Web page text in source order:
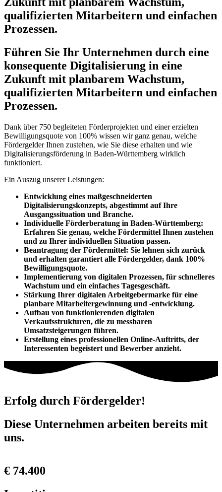
qualifizierten Mitarbeitern und einfachen
Prozessen.
Führen Sie Ihr Unternehmen durch eine
konsequente Digitalisierung in eine
Zukunft mit planbarem Wachstum,
qualifizierten Mitarbeitern und einfachen
Prozessen.
Dank über 750 begleiteten Förderprojekten und einer erzielten
Bewilligungsquote von 100% wissen wir ganz genau, welche
Fördergelder Ihnen zustehen, wie Sie diese erhalten und wie
Digitalisierungsförderung in Baden-Württemberg wirklich
funktioniert.
Ein Auszug unserer Leistungen:
Entwicklung eines maßgeschneiderten
Digitalisierungskonzepts, abgestimmt auf Ihre
Ausgangssituation und Branche.
Individuelle Förderberatung in Baden-Württemberg:
Erfahren Sie genau, welche Fördermittel Ihnen zustehen
und zu Ihrer individuellen Situation passen.
Beantragung der Fördermittel: Sie lehnen sich zurück
und erhalten garantiert alle Fördergelder, dank 100%
Bewilligungsquote.
Implementierung von digitalen Prozessen, für schnelleres
Wachstum und ein einfaches Tagesgeschäft.
Stärkung Ihrer digitalen Arbeitgebermarke für eine
planbare Mitarbeitergewinnung und -entwicklung.
Aufbau von funktionierenden digitalen
Verkaufsstrukturen, die zu messbaren
Umsatzsteigerungen führen.
Erstellung eines professionellen Online-Auftritts, der
Interessenten begeistert und Bewerber anzieht.
Erfolg durch Fördergelder!
Diese Unternehmen arbeiten bereits mit
uns.
€ 74.400